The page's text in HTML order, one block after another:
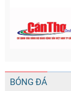
BÓNG ĐÁ